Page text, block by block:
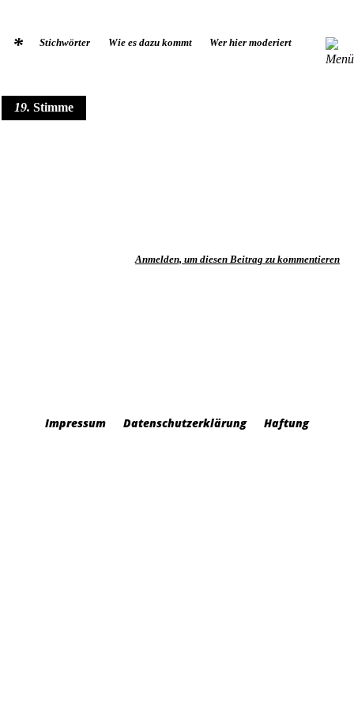
* Stichwörter Wie es dazu kommt Wer hier moderiert
19 Stimme
Anmelden, um diesen Beitrag zu kommentieren
Impressum Datenschutzerklärung Haftung